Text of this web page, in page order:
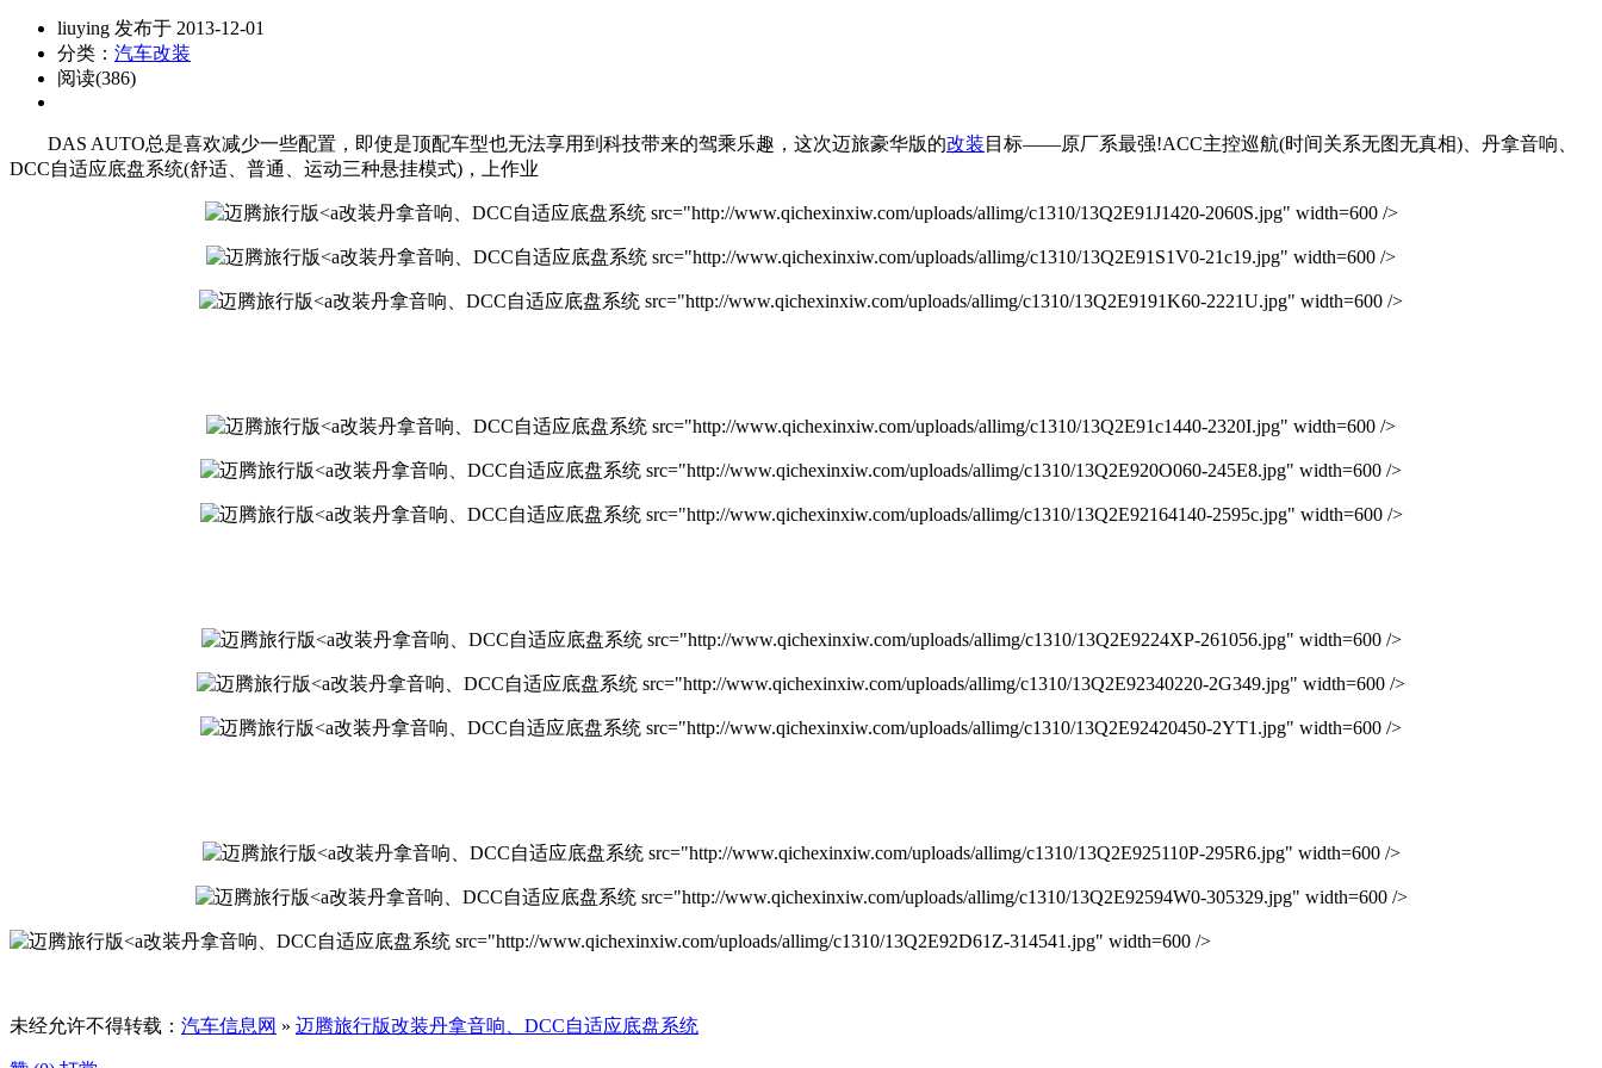
liuying 发布于 2013-12-01
分类： 汽车改装
阅读(386)
DAS AUTO总是喜欢减少一些配置，即使是顶配车型也无法享用到科技带来的驾乘乐趣，这次迈旅豪华版的改装 目标——原厂系最强!ACC主控巡航(时间关系无图无真相)、丹拿音响、
DCC自适应底盘系统(舒适、普通、运动三种悬挂模式)，上作业
改装丹拿音响、DCC自适应底盘系统 src="http://www.qichexinxiw.com/uploads/allimg/c1310/13Q2E91J1420-2060S.jpg" width=600 />
改装丹拿音响、DCC自适应底盘系统 src="http://www.qichexinxiw.com/uploads/allimg/c1310/13Q2E91S1V0-21c19.jpg" width=600 />
改装丹拿音响、DCC自适应底盘系统 src="http://www.qichexinxiw.com/uploads/allimg/c1310/13Q2E9191K60-2221U.jpg" width=600 />
改装丹拿音响、DCC自适应底盘系统 src="http://www.qichexinxiw.com/uploads/allimg/c1310/13Q2E91c1440-2320I.jpg" width=600 />
改装丹拿音响、DCC自适应底盘系统 src="http://www.qichexinxiw.com/uploads/allimg/c1310/13Q2E920O060-245E8.jpg" width=600 />
改装丹拿音响、DCC自适应底盘系统 src="http://www.qichexinxiw.com/uploads/allimg/c1310/13Q2E92164140-2595c.jpg" width=600 />
改装丹拿音响、DCC自适应底盘系统 src="http://www.qichexinxiw.com/uploads/allimg/c1310/13Q2E9224XP-261056.jpg" width=600 />
改装丹拿音响、DCC自适应底盘系统 src="http://www.qichexinxiw.com/uploads/allimg/c1310/13Q2E92340220-2G349.jpg" width=600 />
改装丹拿音响、DCC自适应底盘系统 src="http://www.qichexinxiw.com/uploads/allimg/c1310/13Q2E92420450-2YT1.jpg" width=600 />
改装丹拿音响、DCC自适应底盘系统 src="http://www.qichexinxiw.com/uploads/allimg/c1310/13Q2E925110P-295R6.jpg" width=600 />
改装丹拿音响、DCC自适应底盘系统 src="http://www.qichexinxiw.com/uploads/allimg/c1310/13Q2E92594W0-305329.jpg" width=600 />
改装丹拿音响、DCC自适应底盘系统 src="http://www.qichexinxiw.com/uploads/allimg/c1310/13Q2E92D61Z-314541.jpg" width=600 />
未经允许不得转载： 汽车信息网 » 迈腾旅行版改装丹拿音响、DCC自适应底盘系统